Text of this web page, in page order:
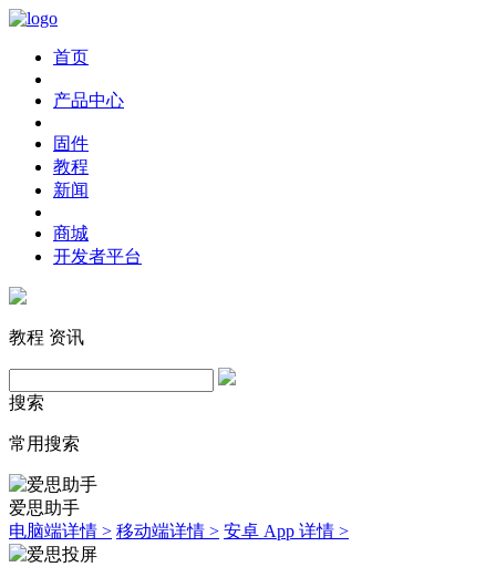
首页
产品中心
固件
教程
新闻
商城
开发者平台
教程 资讯
搜索
常用搜索
爱思助手
电脑端详情 > 移动端详情 > 安卓 App 详情 >